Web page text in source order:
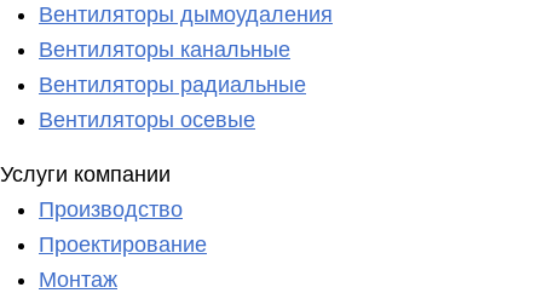
Вентиляторы дымоудаления
Вентиляторы канальные
Вентиляторы радиальные
Вентиляторы осевые
Услуги компании
Производство
Проектирование
Монтаж